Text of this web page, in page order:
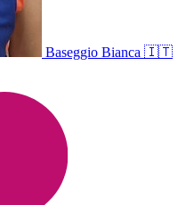
Baseggio Bianca 🇮🇹